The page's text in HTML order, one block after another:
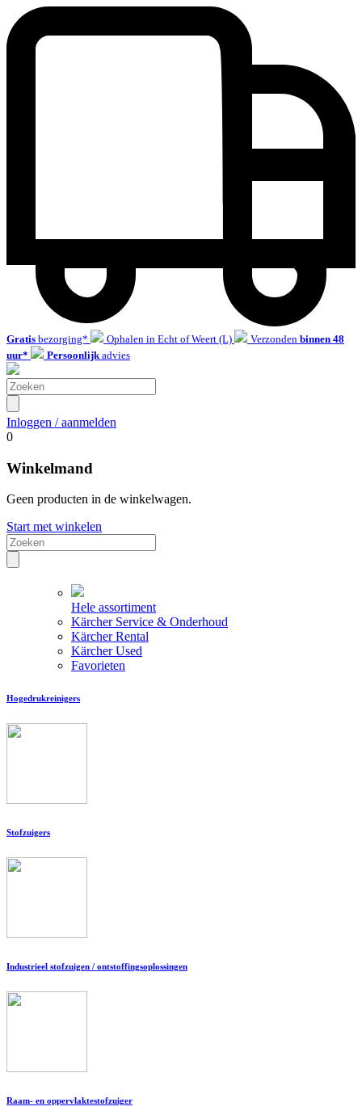
Gratis bezorging* Ophalen in Echt of Weert (L) Verzonden binnen 48
uur*
Persoonlijk advies
Inloggen / aanmelden
0
Winkelmand
Geen producten in de winkelwagen.
Start met winkelen
Hele assortiment
Kärcher Service & Onderhoud
Kärcher Rental
Kärcher Used
Favorieten
Hogedrukreinigers
Stofzuigers
Industrieel stofzuigen / ontstoffingsoplossingen
Raam- en oppervlaktestofzuiger